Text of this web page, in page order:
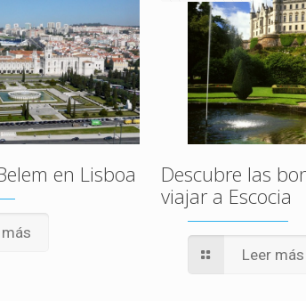
en Lisboa
Descubre las
viajar a Escocia
Leer más